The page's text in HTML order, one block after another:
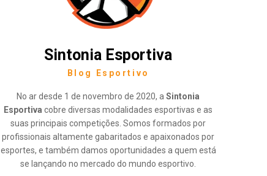
Sintonia Esportiva
Blog Esportivo
No ar desde 1 de novembro de 2020, aSintonia
Esportiva cobre diversas modalidades esportivas e as
suas principais competições. Somos formados por
profissionais altamente gabaritados e apaixonados por
esportes, e também damos oportunidades a quem está
se lançando no mercado do mundo esportivo.